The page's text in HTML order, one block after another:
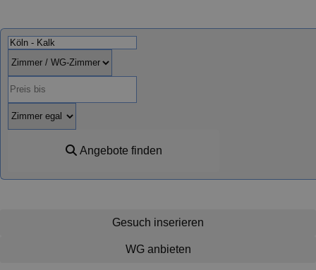
Angebote finden
Gesuch inserieren
WG anbieten